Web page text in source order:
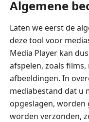
Algemene
Laten we eerst de
deze tool voor
Media Player kan
afspelen, zoals
afbeeldingen. In
mediabestand dat u
opgeslagen, worden
worden verzonden,